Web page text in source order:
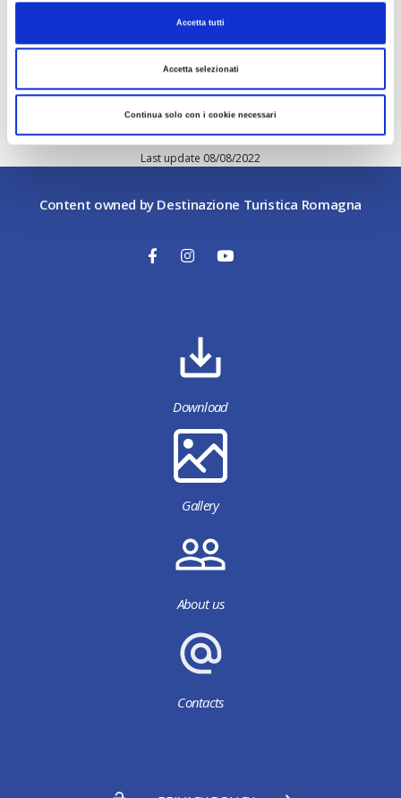
Accetta tutti
Accetta selezionati
Continua solo con i cookie necessari
If necessary, you can get assistance 24 hours a day
and 7 days a week, by calling 1500, the public
utility phone number set up by the Italian
Last update 08/08/2022
Content owned by Destinazione Turistica Romagna
Download
Gallery
About us
Contacts